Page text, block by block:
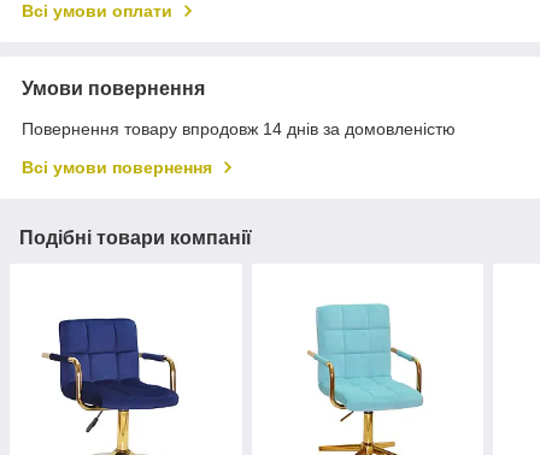
Всі умови оплати
Умови повернення
Повернення товару впродовж 14 днів за домовленістю
Всі умови повернення
Подібні товари компанії